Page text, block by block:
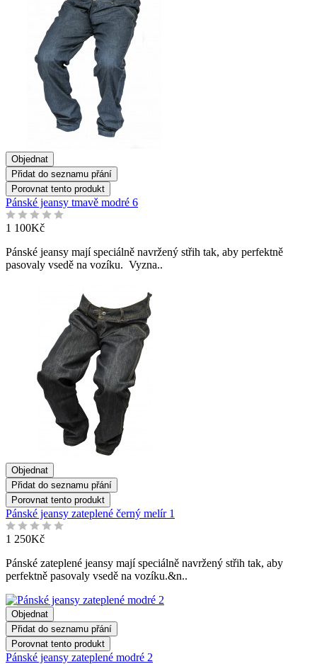
Objednat
Přidat do seznamu přání
Porovnat tento produkt
Pánské jeansy tmavě modré 6
1 100Kč
Pánské jeansy mají speciálně navržený střih tak, aby perfektně
pasovaly vsedě na vozíku. Vyzna..
Objednat
Přidat do seznamu přání
Porovnat tento produkt
Pánské jeansy zateplené černý melír 1
1 250Kč
Pánské zateplené jeansy mají speciálně navržený střih tak, aby
perfektně pasovaly vsedě na vozíku.&n..
Objednat
Přidat do seznamu přání
Porovnat tento produkt
Pánské jeansy zateplené modré 2